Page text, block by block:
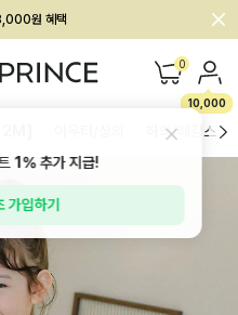
원 혜택
0
10,000
하의/레깅스
1%추가 지급!
가입하기